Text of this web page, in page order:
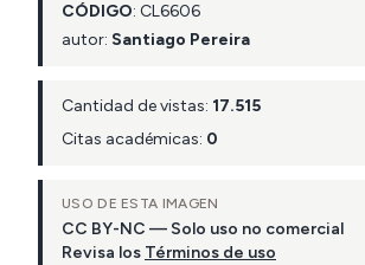
CÓDIGO: CL6606
autor: Santiago Pereira
Cantidad de vistas: 17.515
Citas académicas: 0
USO DE ESTA IMAGEN
CC BY-NC — Solo uso no comercial
Revisa los Términos de uso